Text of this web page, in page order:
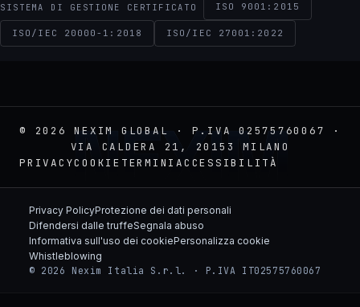
SISTEMA DI GESTIONE CERTIFICATO ISO 9001:2015
ISO/IEC 20000-1:2018 ISO/IEC 27001:2022
© 2026 NEXIM GLOBAL · P.IVA 02575760067 ·
VIA CALDERA 21, 20153 MILANO
PRIVACYCOOKIE TERMINI ACCESSIBILITÀ
NEXIM
Privacy PolicyProtezione dei dati personali
Difendersi dalle truffeSegnala abuso
Informativa sull'uso dei cookiePersonalizza cookie
Whistleblowing
© 2026 Nexim Italia S.r.l. · P.IVA IT02575760067